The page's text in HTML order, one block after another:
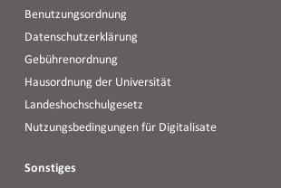
Benutzungsordnung
Datenschutzerklärung
Gebührenordnung
Hausordnung der Universität
Landeshochschulgesetz
Nutzungsbedingungen für Digitalisate
Sonstiges